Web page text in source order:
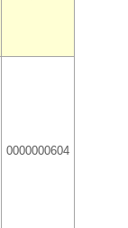
0000000604